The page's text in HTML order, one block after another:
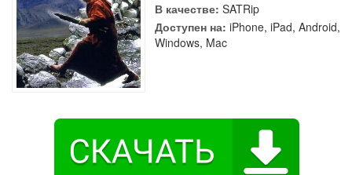
В качестве: SATRip
Доступен на: iPhone, iPad, Android,
Windows, Mac